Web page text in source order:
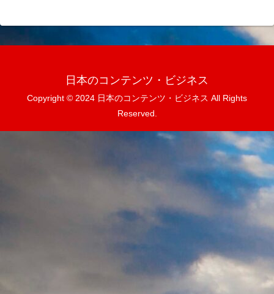
日本のコンテンツ・ビジネス
Copyright © 2024 日本のコンテンツ・ビジネス All Rights
Reserved.